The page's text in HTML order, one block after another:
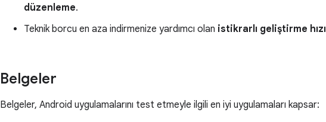
düzenleme.
Teknik borcu en aza indirmenize yardımcı olan istikrarlı geliştirme hızı
Belgeler
Belgeler, Android uygulamalarını test etmeyle ilgili en iyi uygulamaları kapsar: